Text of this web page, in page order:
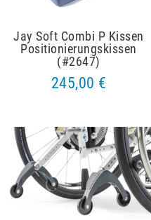
Jay Soft Combi P Kissen
Positionierungskissen
(#2647)
245,00 €